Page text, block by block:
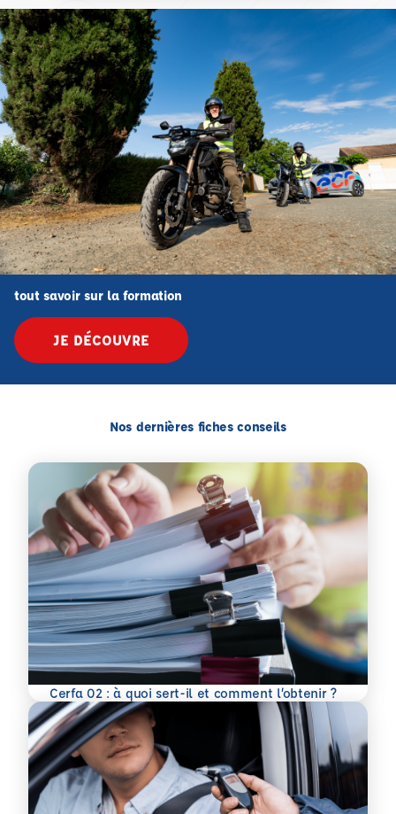
tout savoir sur la formation
JE DÉCOUVRE
Nos dernières fiches conseils
Cerfa 02 : à quoi sert-il et comment l’obtenir ?
En savoir plus